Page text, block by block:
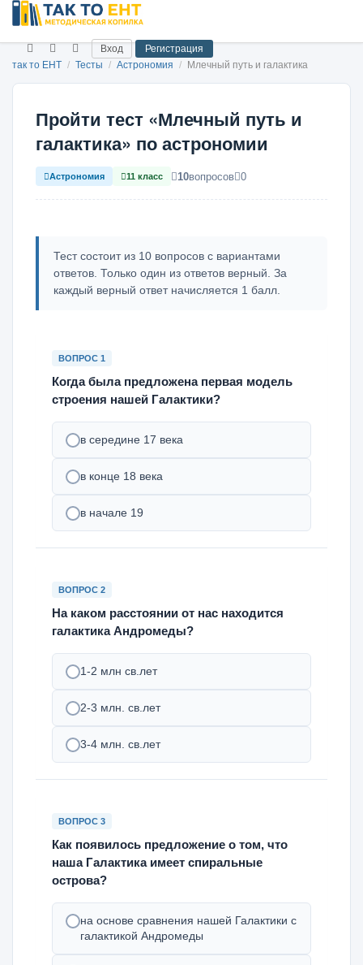
Вход
Регистрация
так то ЕНТ / Тесты / Астрономия / Млечный путь и галактика
Пройти тест «Млечный путь и
галактика» по астрономии
Астрономия 11 класс 10вопросов 0
Тест состоит из 10 вопросов с вариантами
ответов. Только один из ответов верный. За
каждый верный ответ начисляется 1 балл.
ВОПРОС 1
Когда была предложена первая модель
строения нашей Галактики?
в середине 17 века
в конце 18 века
в начале 19
ВОПРОС 2
На каком расстоянии от нас находится
галактика Андромеды?
1-2 млн св.лет
2-3 млн. св.лет
3-4 млн. св.лет
ВОПРОС 3
Как появилось предложение о том, что
наша Галактика имеет спиральные
острова?
на основе сравнения нашей Галактики с
галактикой Андромеды